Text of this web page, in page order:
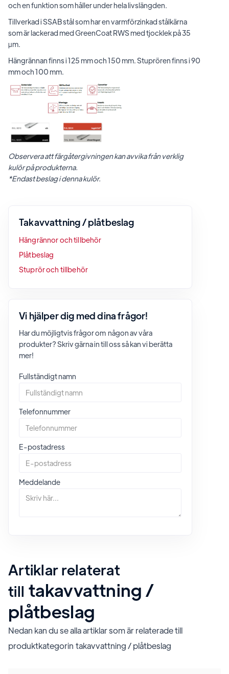
och en funktion som håller under hela livslängden.
Tillverkad i SSAB stål som har en varmförzinkad stålkärna
som är lackerad med GreenCoat RWS med tjocklek på 35
µm.
Hängrännan finns i 125 mm och 150 mm. Stuprören finns i 90
mm och 100 mm.
Observera att färgåtergivningen kan avvika från verklig
kulör på produkterna.
*Endast beslag i denna kulör.
Takavvattning / plåtbeslag
Hängrännor och tillbehör
Plåtbeslag
Stuprör och tillbehör
Vi hjälper dig med dina frågor!
Har du möjligtvis frågor om någon av våra
produkter? Skriv gärna in till oss så kan vi berätta
mer!
Fullständigt namn
Telefonnummer
E-postadress
Meddelande
Artiklar relaterat
till takavvattning /
plåtbeslag
Nedan kan du se alla artiklar som är relaterade till
produktkategorin takavvattning / plåtbeslag